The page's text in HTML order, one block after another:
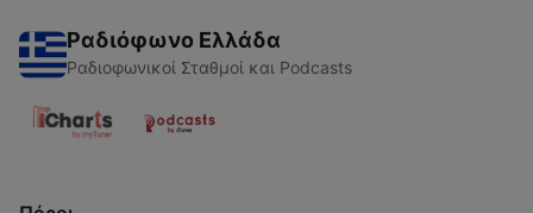
Ραδιόφωνο Ελλάδα
Ραδιοφωνικοί Σταθμοί και Podcasts